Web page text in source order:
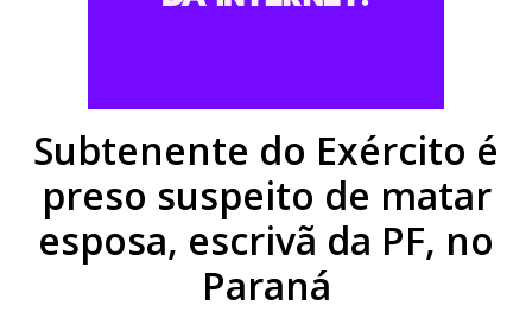
Subtenente do Exército é
preso suspeito de matar
esposa, escrivã da PF, no
Paraná